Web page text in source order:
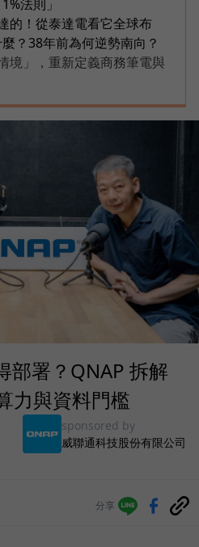
法則」
的！從泰達電看它全球布
？38年前為何逆勢南向？
境」，重新定義商務筆電與
部署？QNAP 拆解
力與資料門檻
sponsored by
威聯通科技股份有限公司
分享